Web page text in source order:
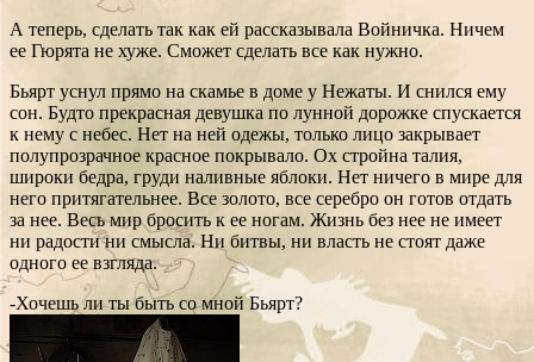
А теперь, сделать так как ей рассказывала Войничка. Ничем
ее Гюрята не хуже. Сможет сделать все как нужно.
Бьярт уснул прямо на скамье в доме у Нежаты. И снился ему
сон. Будто прекрасная девушка по лунной дорожке спускается
к нему с небес. Нет на ней одежы, только лицо закрывает
полупрозрачное красное покрывало. Ох стройна талия,
широки бедра, груди наливные яблоки. Нет ничего в мире для
него притягательнее. Все золото, все серебро он готов отдать
за нее. Весь мир бросить к ее ногам. Жизнь без нее не имеет
ни радости ни смысла. Ни битвы, ни власть не стоят даже
одного ее взгляда.
-Хочешь ли ты быть со мной Бьярт?